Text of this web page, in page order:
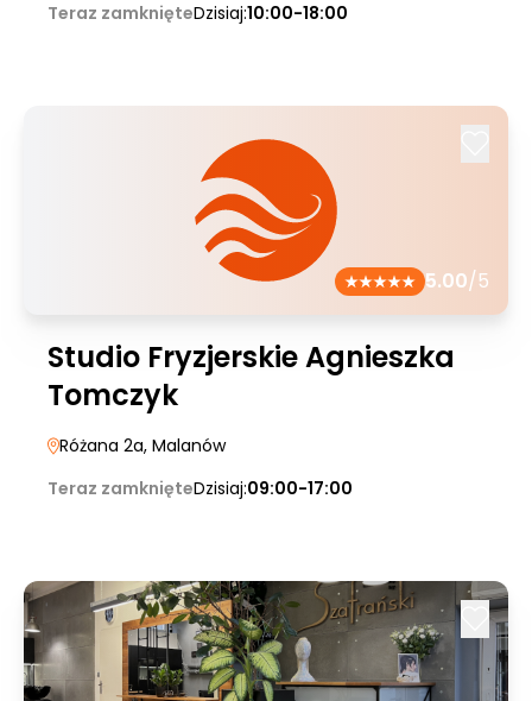
Teraz zamknięteDzisiaj:10:00-18:00
5.00/5
Studio Fryzjerskie Agnieszka
Tomczyk
Różana 2a, Malanów
Teraz zamknięteDzisiaj:09:00-17:00